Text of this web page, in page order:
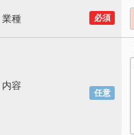
必須
業種
任意
内容